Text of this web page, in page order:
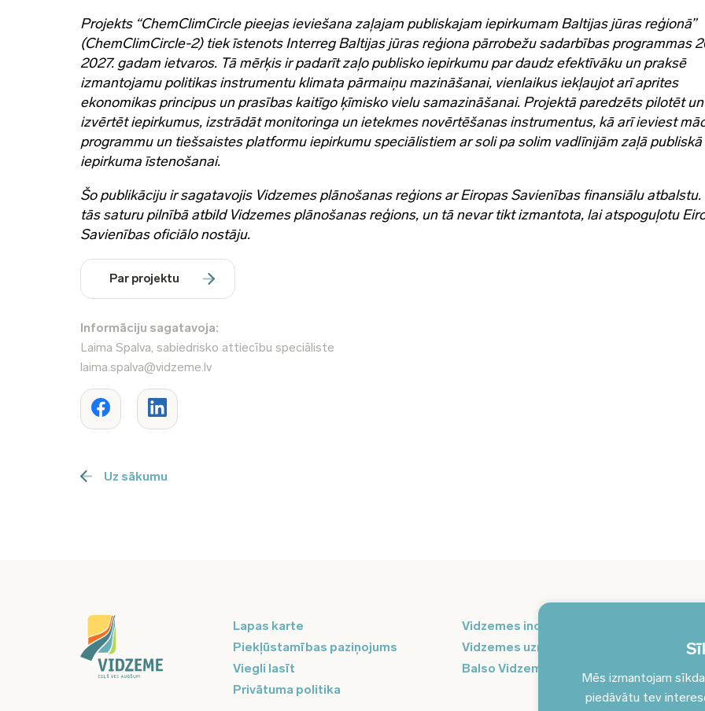
Mēs izmantojam
piedāvātu tev
Projekts “ChemClimCircle pieejas ieviešana zaļajam publiskajam iepirkumam Baltijas jūras reģionā”
(ChemClimCircle-2) tiek īstenots Interreg Baltijas jūras reģiona pārrobežu sadarbības programmas
2027. gadam ietvaros. Tā mērķis ir padarīt zaļo publisko iepirkumu par daudz efektīvāku un praksē
izmantojamu politikas instrumentu klimata pārmaiņu mazināšanai, vienlaikus iekļaujot arī aprites
ekonomikas principus un prasības kaitīgo ķīmisko vielu samazināšanai. Projektā paredzēts pilotēt un
izvērtēt iepirkumus, izstrādāt monitoringa un ietekmes novērtēšanas instrumentus, kā arī ieviest
programmu un tiešsaistes platformu iepirkumu speciālistiem ar soli pa solim vadlīnijām zaļā publiskā
iepirkuma īstenošanai.
Šo publikāciju ir sagatavojis Vidzemes plānošanas reģions ar Eiropas Savienības finansiālu atbalstu.
tās saturu pilnībā atbild Vidzemes plānošanas reģions, un tā nevar tikt izmantota, lai atspoguļotu
Savienības oficiālo nostāju.
Par projektu
Informāciju sagatavoja:
Laima Spalva, sabiedrisko attiecību speciāliste
laima.spalva@vidzeme.lv
Uz sākumu
Lapas karte
Piekļūstamības paziņojums
Viegli lasīt
Privātuma politika
Vidzemes inovāciju nedēļa
Vidzemes uzņēmējdarbības centrs
Balso Vidzeme